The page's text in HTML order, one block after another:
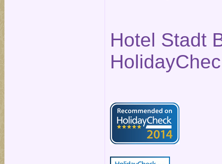
Hotel Stadt